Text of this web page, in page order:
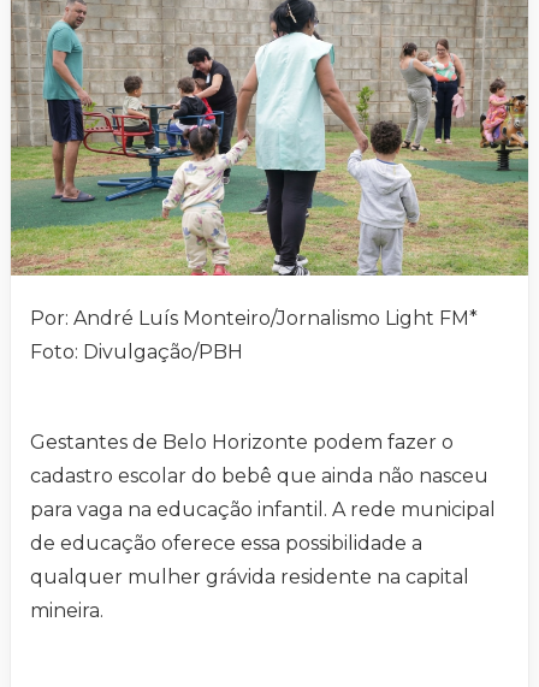
Por: André Luís Monteiro/Jornalismo Light FM*
Foto: Divulgação/PBH
Gestantes de Belo Horizonte podem fazer o
cadastro escolar do bebê que ainda não nasceu
para vaga na educação infantil. A rede municipal
de educação oferece essa possibilidade a
qualquer mulher grávida residente na capital
mineira.